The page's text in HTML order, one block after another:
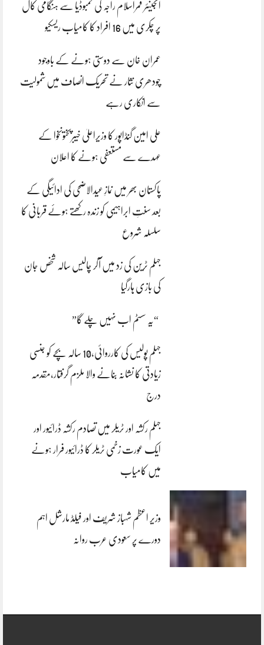
انجینئر قمراسلام راجہ کی کمبوڈیا سے ہنگامی کال
پر چکری میں 16 افراد کا کامیاب ریسکیو
عمران خان سے دوستی ہونے کے باوجود
چودھری نثار نے تحریک انصاف میں شمولیت
سے انکاری رہے
علی امین گنڈاپور کا وزیراعلیٰ خیبرپختونخوا کے
عہدے سے مستعفی ہونے کا اعلان
پاکستان بھر میں نمازِ عیدالاضحی کی ادائیگی کے
بعد سنتِ ابراہیمی کو زندہ رکھتے ہوئے قربانی کا
سلسلہ شروع
جہلم ٹرین کی زد میں آکر چالیس سالہ شخص جان
کی بازی ہارگیا
“یہ سسٹم اب نہیں چلے گا”
جہلم پولیس کی کارروائی،10 سالہ بچے کو جنسی
زیادتی کا نشانہ بنانے والا ملزم گرفتار،مقدمہ
درج
جہلم رکشہ اور ٹریلر میں تصادم رکشہ ڈرائیور اور
ایک عورت زخمی ٹریلر کا ڈرائیور فرار ہونے
میں کامیاب
وزیر اعظم شہباز شریف اور فیلڈ مارشل اہم
دورے پر سعودی عرب روانہ